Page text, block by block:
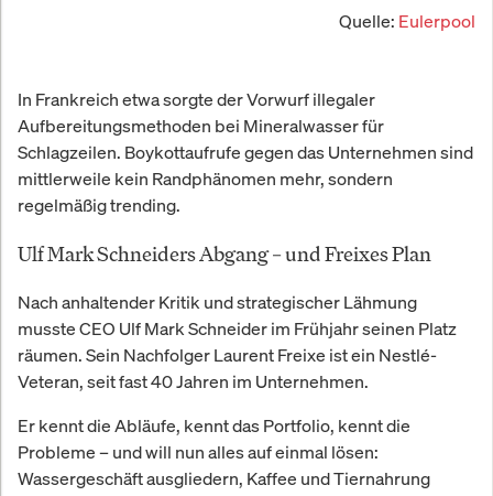
Quelle: Eulerpool
In Frankreich etwa sorgte der Vorwurf illegaler
Aufbereitungsmethoden bei Mineralwasser für
Schlagzeilen. Boykottaufrufe gegen das Unternehmen sind
mittlerweile kein Randphänomen mehr, sondern
regelmäßig trending.
Ulf Mark Schneiders Abgang – und Freixes Plan
Nach anhaltender Kritik und strategischer Lähmung
musste CEO Ulf Mark Schneider im Frühjahr seinen Platz
räumen. Sein Nachfolger Laurent Freixe ist ein Nestlé-
Veteran, seit fast 40 Jahren im Unternehmen.
Er kennt die Abläufe, kennt das Portfolio, kennt die
Probleme – und will nun alles auf einmal lösen:
Wassergeschäft ausgliedern, Kaffee und Tiernahrung